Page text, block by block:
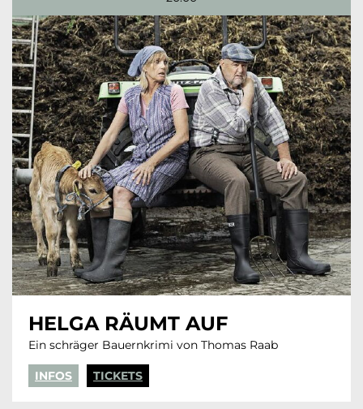
HELGA RÄUMT AUF
Ein schräger Bauernkrimi von Thomas Raab
INFOS TICKETS